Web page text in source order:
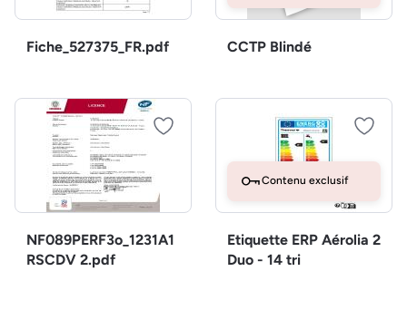
Fiche_527375_FR.pdf CCTP Blindé
NF089PERF3o_1231A1
RSCDV 2.pdf
Contenu exclusif
Etiquette ERP Aérolia 2
Duo - 14 tri